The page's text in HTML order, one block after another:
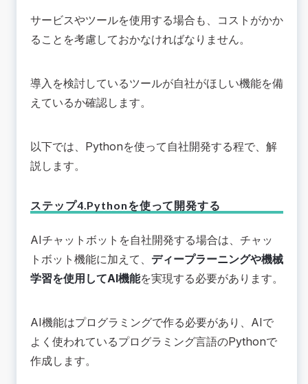
サービスやツールを使用する場合も、コストがかか
ることを考慮しておかなければなりません。
導入を検討しているツールが自社がほしい機能を備
えているか確認します。
以下では、Pythonを使って自社開発する程で、解
説します。
ステップ4.Pythonを使って開発する
AIチャットボットを自社開発する場合は、チャッ
トボット機能に加えて、 ディープラーニングや機械
学習を使用してAI機能を実現する必要があります。
AI機能はプログラミングで作る必要があり、AIで
よく使われているプログラミング言語のPythonで
作成します。